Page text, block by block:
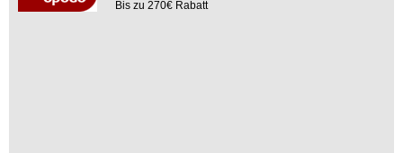
Bis zu 270€ Rabatt